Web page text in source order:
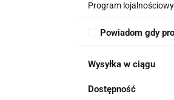
Program
Powiadom gdy
Wysyłka w ciągu
Dostępność